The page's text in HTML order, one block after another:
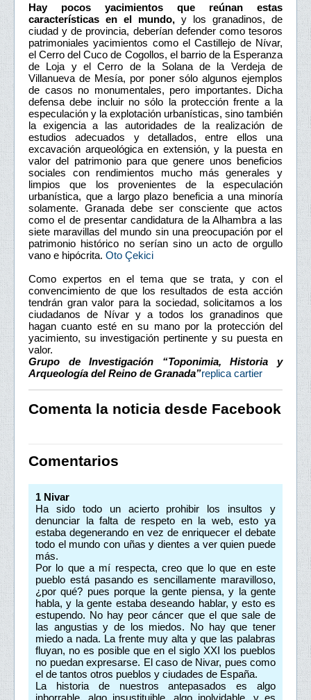
Hay pocos yacimientos que reúnan estas
características en el mundo, y los granadinos, de
ciudad y de provincia, deberían defender como tesoros
patrimoniales yacimientos como el Castillejo de Nívar,
el Cerro del Cuco de Cogollos, el barrio de la Esperanza
de Loja y el Cerro de la Solana de la Verdeja de
Villanueva de Mesía, por poner sólo algunos ejemplos
de casos no monumentales, pero importantes. Dicha
defensa debe incluir no sólo la protección frente a la
especulación y la explotación urbanísticas, sino también
la exigencia a las autoridades de la realización de
estudios adecuados y detallados, entre ellos una
excavación arqueológica en extensión, y la puesta en
valor del patrimonio para que genere unos beneficios
sociales con rendimientos mucho más generales y
limpios que los provenientes de la especulación
urbanística, que a largo plazo beneficia a una minoría
solamente. Granada debe ser consciente que actos
como el de presentar candidatura de la Alhambra a las
siete maravillas del mundo sin una preocupación por el
patrimonio histórico no serían sino un acto de orgullo
vano e hipócrita. Oto Çekici
Como expertos en el tema que se trata, y con el
convencimiento de que los resultados de esta acción
tendrán gran valor para la sociedad, solicitamos a los
ciudadanos de Nívar y a todos los granadinos que
hagan cuanto esté en su mano por la protección del
yacimiento, su investigación pertinente y su puesta en
valor.
Grupo de Investigación “Toponimia, Historia y
Arqueología del Reino de Granada”replica cartier
Comenta la noticia desde Facebook
Comentarios
1 Nivar
Ha sido todo un acierto prohibir los insultos y
denunciar la falta de respeto en la web, esto ya
estaba degenerando en vez de enriquecer el debate
todo el mundo con uñas y dientes a ver quien puede
más.
Por lo que a mí respecta, creo que lo que en este
pueblo está pasando es sencillamente maravilloso,
¿por qué? pues porque la gente piensa, y la gente
habla, y la gente estaba deseando hablar, y esto es
estupendo. No hay peor cáncer que el que sale de
las angustias y de los miedos. No hay que tener
miedo a nada. La frente muy alta y que las palabras
fluyan, no es posible que en el siglo XXI los pueblos
no puedan expresarse. El caso de Nivar, pues como
el de tantos otros pueblos y ciudades de España.
La historia de nuestros antepasados es algo
inborrable, algo insustituible, algo inolvidable, y es